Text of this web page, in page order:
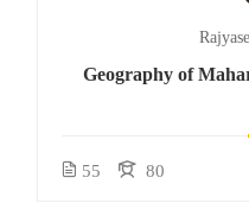
Geography of
55 80